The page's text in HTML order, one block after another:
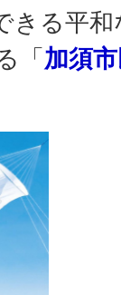
きる平
「加須